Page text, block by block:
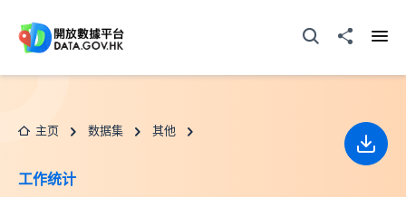
打开搜寻器分享至
主页 数据集 其他
工作统计
下载